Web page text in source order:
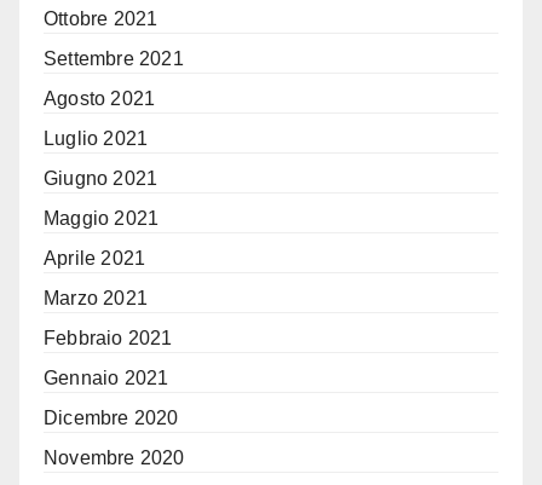
Ottobre 2021
Settembre 2021
Agosto 2021
Luglio 2021
Giugno 2021
Maggio 2021
Aprile 2021
Marzo 2021
Febbraio 2021
Gennaio 2021
Dicembre 2020
Novembre 2020